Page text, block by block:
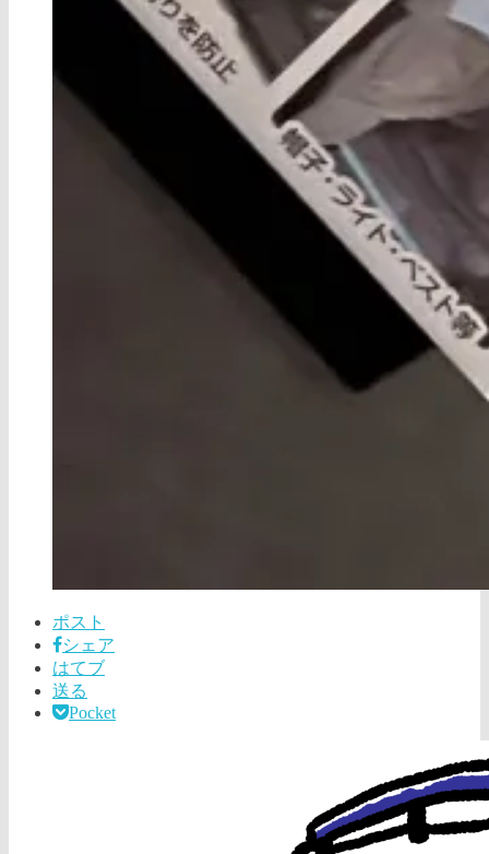
ポスト
シェア
はてブ
送る
Pocket